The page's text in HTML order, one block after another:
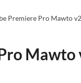
Premiere Pro Mawto
Mawto